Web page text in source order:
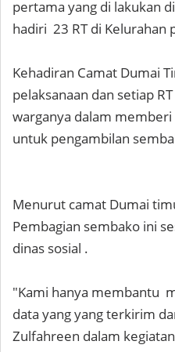
pertama yang di lakukan
hadiri 23 RT di Kelurahan
Kehadiran Camat Dumai
pelaksanaan dan setiap
warganya dalam
untuk pengambilan
Menurut camat Dumai
Pembagian sembako ini
dinas sosial .
"Kami hanya membantu
data yang yang terkirim
Zulfahreen dalam